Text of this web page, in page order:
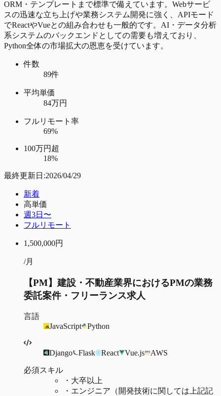
ORM・テンプレートまで標準で備えています。Webサービ
スの迅速な立ち上げや業務システム開発に強く、APIモード
でReactやVueとの組み合わせも一般的です。AI・データ分析
系システムのバックエンドとしての需要も増えており、
Python全体の市場拡大の恩恵を受けています。
件数
89件
平均単価
84万円
フルリモート率
69%
100万円超
18%
最終更新日:2026/04/29
新着
高単価
週3日〜
フルリモート
1,500,000円
/月
【PM】建設・不動産業界におけるPMの業務
委託案件・フリーランス求人
言語
JavaScript
Python
Django Flask React Vue.js AWS
必須スキル
・ 大卒以上
・ エンジニア（開発技術に関しては上記記